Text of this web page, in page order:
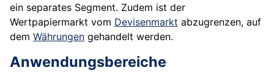
ein separates Segment. Zudem ist der
Wertpapiermarkt vom Devisenmarkt abzugrenzen, auf
dem Währungen gehandelt werden.
Anwendungsbereiche